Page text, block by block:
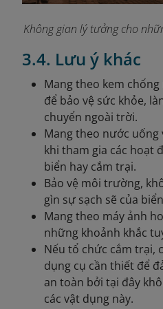
Không gian lý tưởng cho
3.4. Lưu ý khác
Mang theo kem
để bảo vệ sức khỏe,
chuyển ngoài trời.
Mang theo nước uống
khi tham gia các hoạt
biển hay cắm trại.
Bảo vệ môi trường,
gìn sự sạch sẽ của
Mang theo máy ảnh
những khoảnh khắc
Nếu tổ chức cắm trại,
dụng cụ cần thiết để
an toàn bởi tại đây
các vật dụng này.